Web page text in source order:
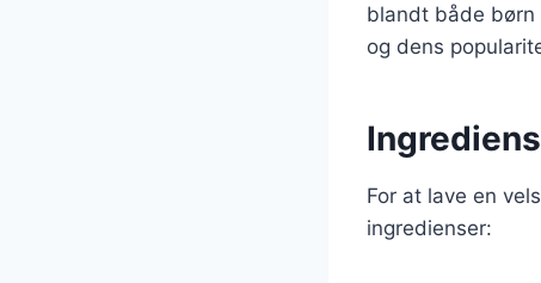
blandt både børn
og dens
For at lave en
ingredienser: